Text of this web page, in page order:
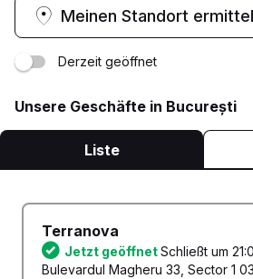
Meinen Standort
Derzeit geöffnet
Unsere Geschäfte in București
Liste
Terranova
Jetzt geöffnetSchließt um
Bulevardul Magheru 33, Sector 1